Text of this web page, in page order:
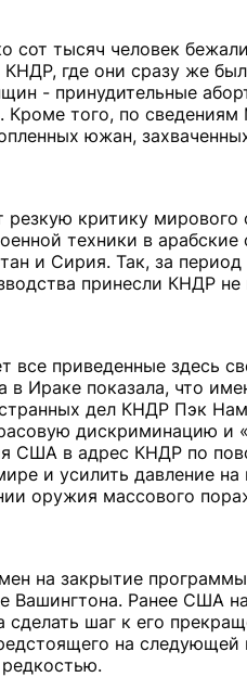
сот тысяч человек
где они сразу же
- принудительные
того, по
южан,
критику
техники в
и Сирия. Так, за
принесли КНДР
все приведенные здесь
в Ираке показала, что
дел КНДР Пэк
дискриминацию и
США в адрес КНДР по
и усилить давление
оружия массового
на закрытие
Вашингтона. Ранее США
шаг к его
на следующей